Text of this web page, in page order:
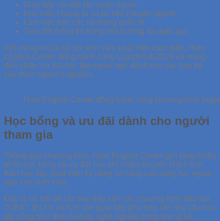
Giao tiếp với đối tác nước ngoài.
Đọc hiểu chứng từ và tài liệu chuyên ngành.
Làm việc trên các hệ thống quốc tế.
Trao đổi thông tin trong môi trường đa quốc gia.
Với mong muốn hỗ trợ sinh viên phát triển toàn diện, Halo
English Center đồng hành cùng LogistiHub 2026 và mang
đến nhiều cơ hội học tập ngoại ngữ dành cho các bạn trẻ
yêu thích ngành Logistics.
Halo English Center đồng hành cùng chương trình
Học bổng và ưu đãi dành cho người
tham gia
Thông qua chương trình, Halo English Center gửi tặng nhiều
phần học bổng và ưu đãi học phí nhằm khuyến khích tinh
thần học tập, phát triển kỹ năng và nâng cao năng lực ngoại
ngữ cho sinh viên.
Đây là cơ hội để các bạn tiếp cận các chương trình đào tạo
TOEIC, IELTS và Anh văn giao tiếp phù hợp với nhu cầu học
tập cũng như định hướng nghề nghiệp trong tương lai.